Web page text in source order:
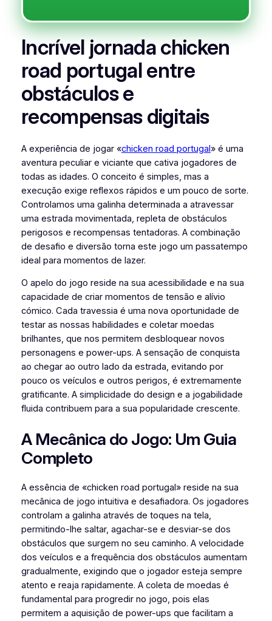
Incrível jornada chicken
road portugal entre
obstáculos e
recompensas digitais
A experiência de jogar «chicken road portugal» é uma
aventura peculiar e viciante que cativa jogadores de
todas as idades. O conceito é simples, mas a
execução exige reflexos rápidos e um pouco de sorte.
Controlamos uma galinha determinada a atravessar
uma estrada movimentada, repleta de obstáculos
perigosos e recompensas tentadoras. A combinação
de desafio e diversão torna este jogo um passatempo
ideal para momentos de lazer.
O apelo do jogo reside na sua acessibilidade e na sua
capacidade de criar momentos de tensão e alívio
cómico. Cada travessia é uma nova oportunidade de
testar as nossas habilidades e coletar moedas
brilhantes, que nos permitem desbloquear novos
personagens e power-ups. A sensação de conquista
ao chegar ao outro lado da estrada, evitando por
pouco os veículos e outros perigos, é extremamente
gratificante. A simplicidade do design e a jogabilidade
fluida contribuem para a sua popularidade crescente.
A Mecânica do Jogo: Um Guia
Completo
A essência de «chicken road portugal» reside na sua
mecânica de jogo intuitiva e desafiadora. Os jogadores
controlam a galinha através de toques na tela,
permitindo-lhe saltar, agachar-se e desviar-se dos
obstáculos que surgem no seu caminho. A velocidade
dos veículos e a frequência dos obstáculos aumentam
gradualmente, exigindo que o jogador esteja sempre
atento e reaja rapidamente. A coleta de moedas é
fundamental para progredir no jogo, pois elas
permitem a aquisição de power-ups que facilitam a